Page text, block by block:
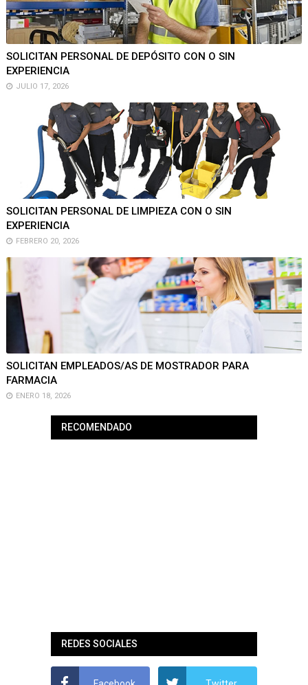
SOLICITAN PERSONAL DE DEPÓSITO CON O SIN
EXPERIENCIA
JULIO 17, 2026
SOLICITAN PERSONAL DE LIMPIEZA CON O SIN
EXPERIENCIA
FEBRERO 20, 2026
SOLICITAN EMPLEADOS/AS DE MOSTRADOR PARA
FARMACIA
ENERO 18, 2026
RECOMENDADO
REDES SOCIALES